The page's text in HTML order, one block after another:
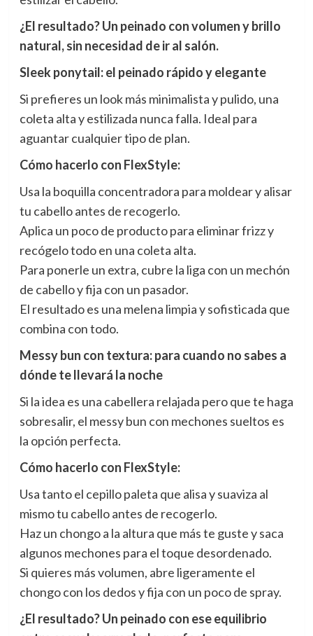
¿El resultado? Un peinado con volumen y brillo
natural, sin necesidad de ir al salón.
Sleek ponytail: el peinado rápido y elegante
Si prefieres un look más minimalista y pulido, una
coleta alta y estilizada nunca falla. Ideal para
aguantar cualquier tipo de plan.
Cómo hacerlo con FlexStyle:
Usa la boquilla concentradora para moldear y alisar
tu cabello antes de recogerlo.
Aplica un poco de producto para eliminar frizz y
recógelo todo en una coleta alta.
Para ponerle un extra, cubre la liga con un mechón
de cabello y fija con un pasador.
El resultado es una melena limpia y sofisticada que
combina con todo.
Messy bun con textura: para cuando no sabes a
dónde te llevará la noche
Si la idea es una cabellera relajada pero que te haga
sobresalir, el messy bun con mechones sueltos es
la opción perfecta.
Cómo hacerlo con FlexStyle:
Usa tanto el cepillo paleta que alisa y suaviza al
mismo tu cabello antes de recogerlo.
Haz un chongo a la altura que más te guste y saca
algunos mechones para el toque desordenado.
Si quieres más volumen, abre ligeramente el
chongo con los dedos y fija con un poco de spray.
¿El resultado? Un peinado con ese equilibrio